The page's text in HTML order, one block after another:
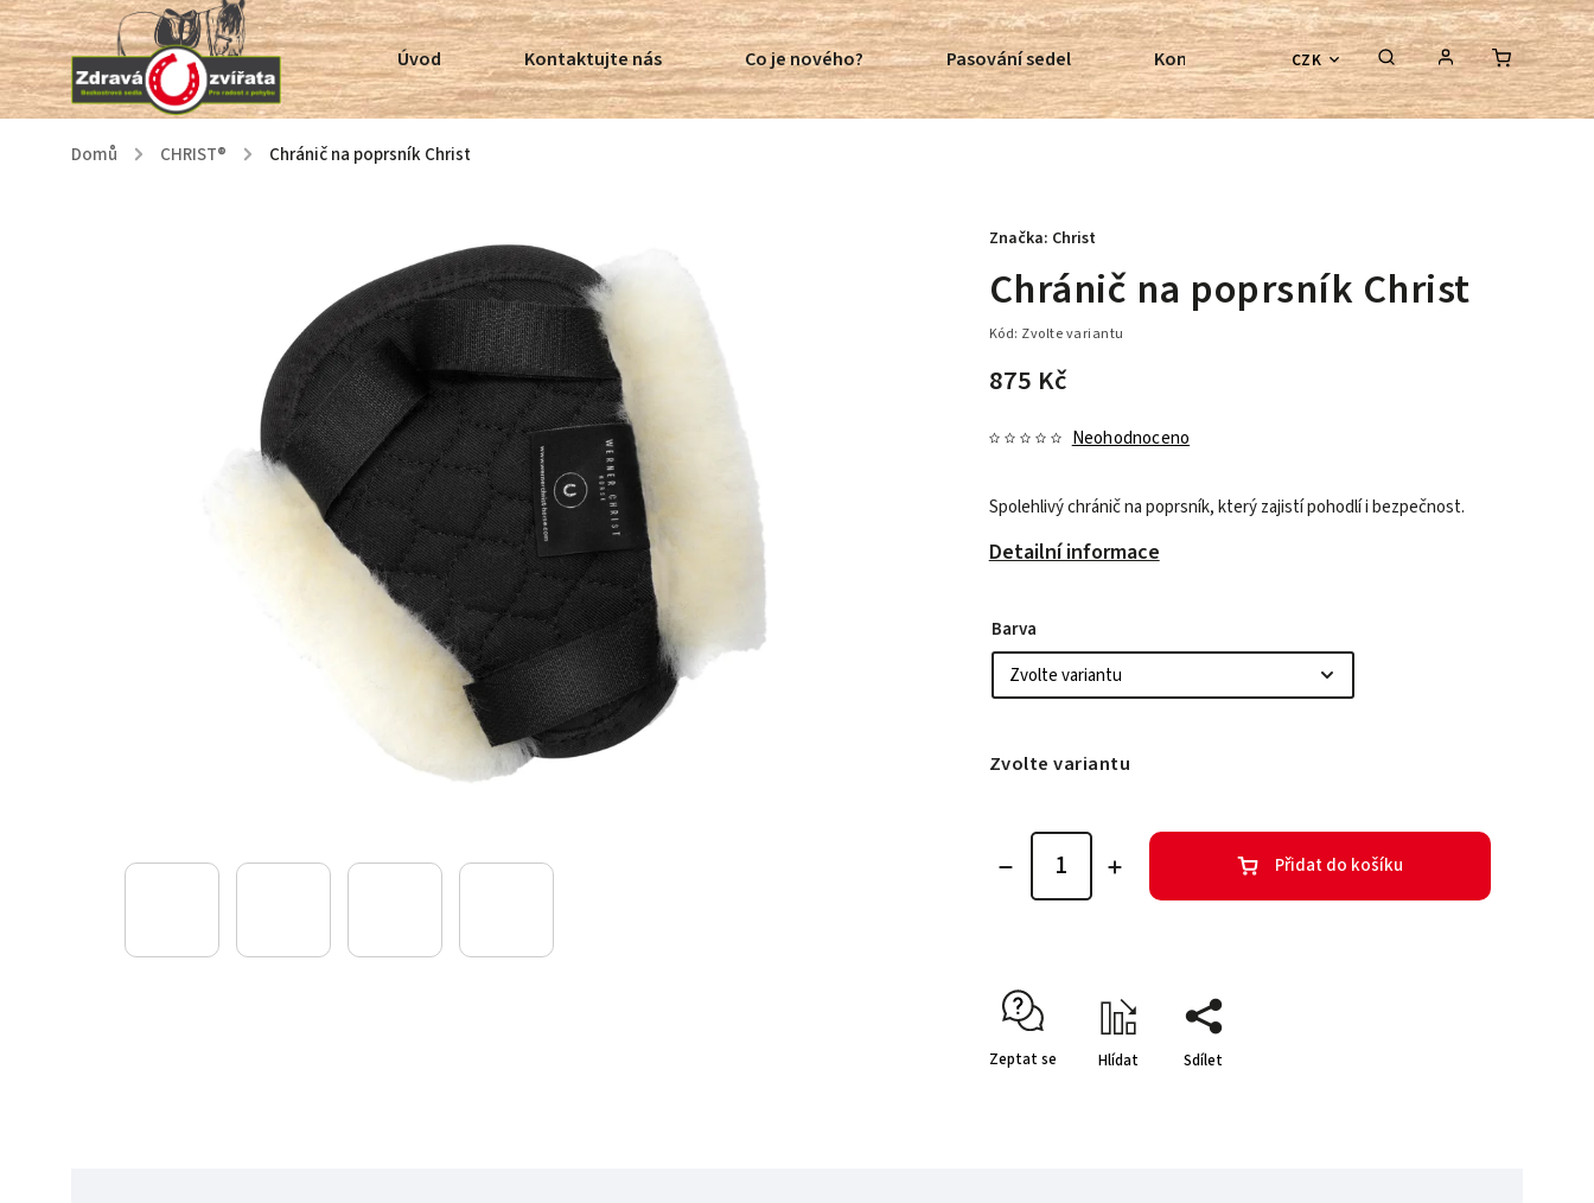
CZK
Úvod Kontaktujte nás Co je nového? Pasování sedel Kontroly bezkostrových sedel Poradenství
Domů / CHRIST® / Chránič na poprsník Christ
Chránič na poprsník Christ
Kód: Zvolte variantu
875 Kč
Neohodnoceno
Spolehlivý chránič na poprsník, který zajistí pohodlí i bezpečnost.
Detailní informace
Značka: Christ
Barva
Zvolte variantu
Přidat do košíku
Zeptat se Hlídat Sdílet